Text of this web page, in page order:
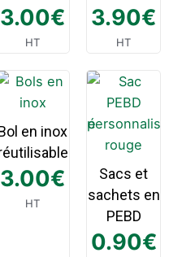
3.00€
HT
3.90€
HT
en inox
3.00€
HT
Sacs et
sachets en
PEBD
0.90€